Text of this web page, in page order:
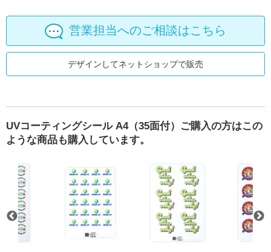
営業担当へのご相談はこちら
デザインしてネットショップで販売
UVコーティングシール A4（35面付）ご購入の方はこの
ような商品も購入しています。
ダー（クリアブルー）UVコーティングシール A4（24面付）UVコーティングシール A5（24面
UVコーテ